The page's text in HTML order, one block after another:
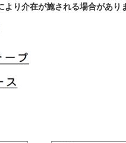
り介在が施される場合があり